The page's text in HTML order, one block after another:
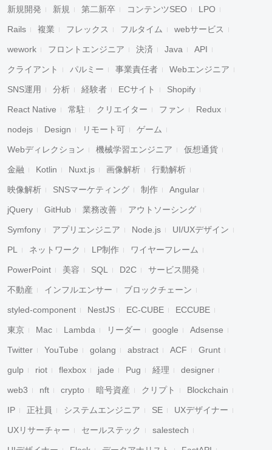
新規開発 新規 第二新卒 コンテンツSEO LPO
Rails 複業 フレックス フルタイム webサービス
wework フロントエンジニア 決済 Java API
クライアント パルミー 事業責任者 Webエンジニア
SNS運用 分析 経験者 ECサイト Shopify
React Native 常駐 クリエイター ファン Redux
nodejs Design リモート可 ゲーム
Webディレクション 機械学習エンジニア 仮想通貨
金融 Kotlin Nuxt.js 画像解析 行動解析
映像解析 SNSマーケティング 制作 Angular
jQuery GitHub 業務改善 アウトソーシング
Symfony アプリエンジニア Node.js UI/UXデザイン
PL ネットワーク LP制作 ワイヤーフレーム
PowerPoint 美容 SQL D2C サービス開発
不動産 インフルエンサー ブロックチェーン
styled-component NestJS EC-CUBE ECCUBE
東京 Mac Lambda リーダー google Adsense
Twitter YouTube golang abstract ACF Grunt
gulp riot flexbox jade Pug 経理 designer
web3 nft crypto 暗号資産 クリプト Blockchain
IP 正社員 システムエンジニア SE UXデザイナー
UXリサーチャー セールステック salestech